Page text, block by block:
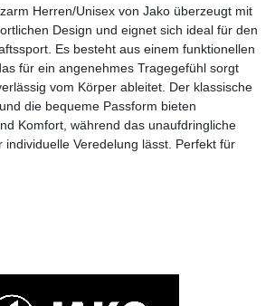
Herren/Unisex von Jako überzeugt mit
Design und eignet sich ideal für den
Es besteht aus einem funktionellen
für ein angenehmes Tragegefühl sorgt
vom Körper ableitet. Der klassische
die bequeme Passform bieten
Komfort, während das unaufdringliche
individuelle Veredelung lässt. Perfekt für